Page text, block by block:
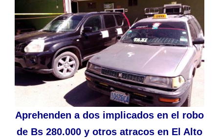
Aprehenden a dos implicados en el robo
de Bs 280.000 y otros atracos en El Alto